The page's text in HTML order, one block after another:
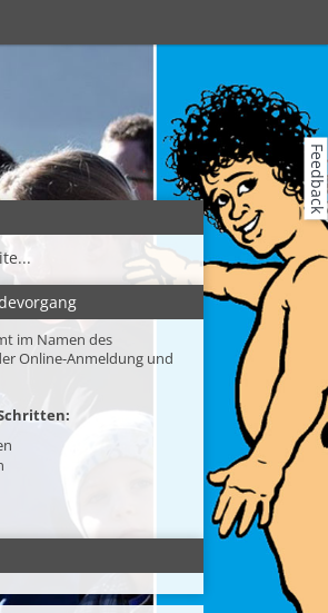
im Namen des
Online-Anmeldung und
Feedback